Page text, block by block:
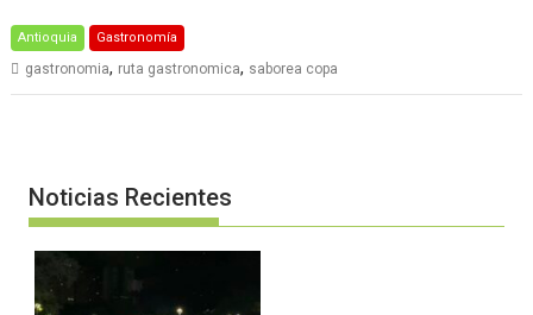
Antioquia Gastronomía
gastronomia, ruta gastronomica, saborea copa
Noticias Recientes